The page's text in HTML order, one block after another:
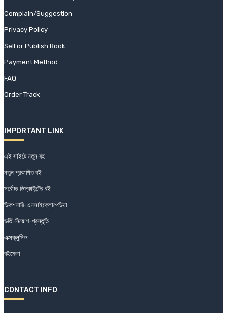
Complain/Suggestion
Privacy Policy
Sell or Publish Book
Payment Method
FAQ
Order Track
IMPORTANT LINK
এই সাইটে নতুন বই
নতুন প্রকাশিত বই
সর্বোচ্চ ডিস্কাউন্টের বই
ডিকশনারি-এনসাইক্লোপেডিয়া
ভর্তি-নিয়োগ-প্রস্তুতি
এক্সক্লুসিভ
বইমেলা
CONTACT INFO